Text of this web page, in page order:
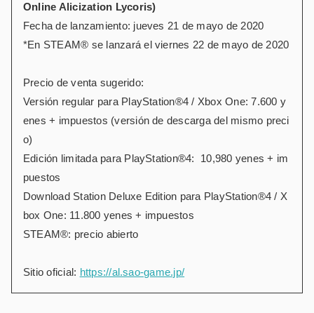
Online Alicization Lycoris)
Fecha de lanzamiento: jueves 21 de mayo de 2020
*En STEAM® se lanzará el viernes 22 de mayo de 2020
Precio de venta sugerido:
Versión regular para PlayStation®4 / Xbox One: 7.600 y
enes + impuestos (versión de descarga del mismo preci
o)
Edición limitada para PlayStation®4: 10,980 yenes + im
puestos
Download Station Deluxe Edition para PlayStation®4 / X
box One: 11.800 yenes + impuestos
STEAM®: precio abierto
Sitio oficial: https://al.sao-game.jp/